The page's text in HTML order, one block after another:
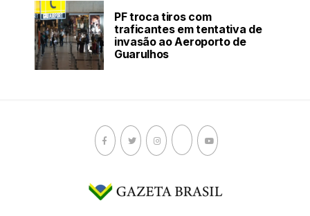
PF troca tiros com
traficantes em tentativa de
invasão ao Aeroporto de
Guarulhos